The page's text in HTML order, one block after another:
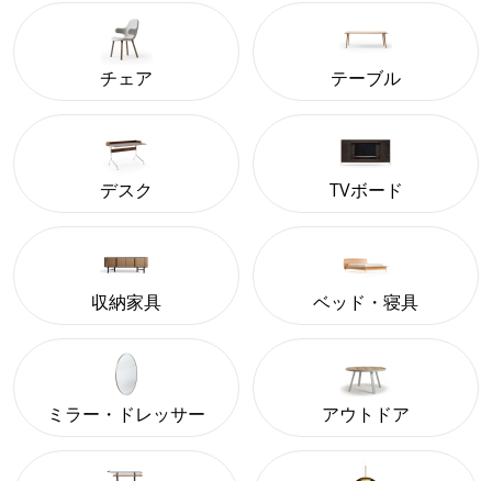
チェア テーブル
デスク TVボード
収納家具 ベッド・寝具
ミラー・ドレッサー アウトドア